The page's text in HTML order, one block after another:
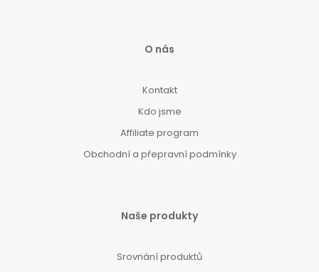
O nás
Kontakt
Kdo jsme
Affiliate program
Obchodní a přepravní podmínky
Naše produkty
Srovnání produktů